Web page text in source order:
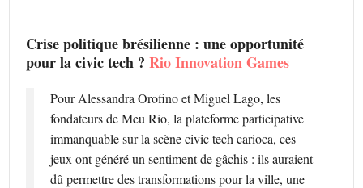
Crise politique brésilienne : une opportunité
pour la civic tech ?Rio Innovation Games
Pour Alessandra Orofino et Miguel Lago, les
fondateurs de Meu Rio, la plateforme participative
immanquable sur la scène civic tech carioca, ces
jeux ont généré un sentiment de gâchis : ils auraient
dû permettre des transformations pour la ville, une